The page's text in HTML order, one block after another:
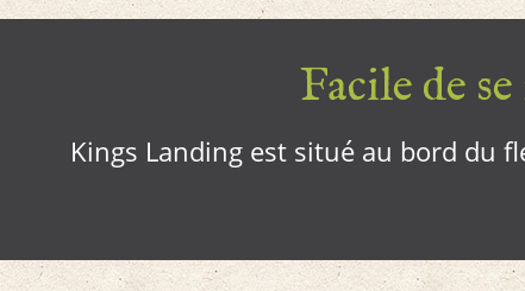
Facile de
Kings Landing est situé au bord du